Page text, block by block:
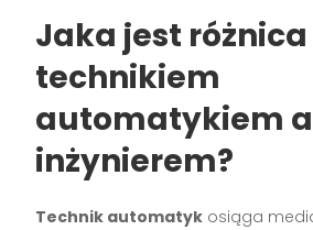
Jaka jest
technikiem
automatykiem a
inżynierem?
Technik automatyk osiąga